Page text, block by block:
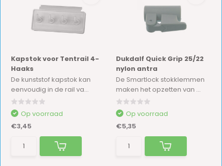
Kapstok voor Tentrail 4-
Haaks
De kunststof kapstok kan
eenvoudig in de rail va...
Op voorraad
€3,45
Dukdalf Quick Grip 25/22
nylon antra
De Smartlock stokklemmen
maken het opzetten van ...
Op voorraad
€5,35